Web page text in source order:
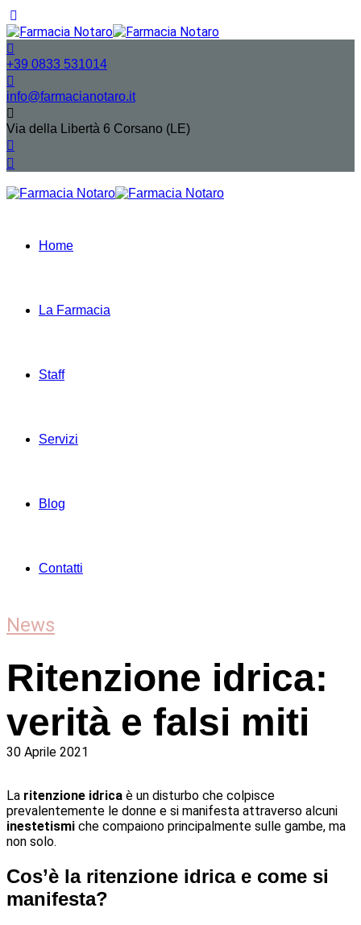
+39 0833 531014
info@farmacianotaro.it
Via della Libertà 6 Corsano (LE)
Home
La Farmacia
Staff
Servizi
Blog
Contatti
News
Ritenzione idrica:
verità e falsi miti
30 Aprile 2021
La ritenzione idrica è un disturbo che colpisce
prevalentemente le donne e si manifesta attraverso alcuni
inestetismi che compaiono principalmente sulle gambe, ma
non solo.
Cos’è la ritenzione idrica e come si
manifesta?